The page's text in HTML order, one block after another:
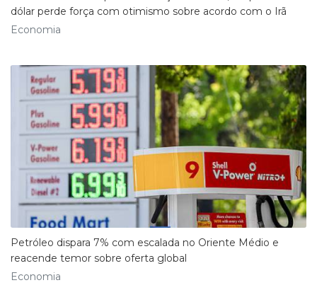
dólar perde força com otimismo sobre acordo com o Irã
Economia
Petróleo dispara 7% com escalada no Oriente Médio e
reacende temor sobre oferta global
Economia